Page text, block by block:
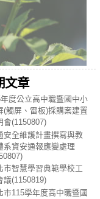
文章
度公立高中職暨國中小
(觸屏、雷板)採購案建置
會(1150807)
安全維護計畫撰寫與教
系資安通報應變處理
市智慧學習典範學校工
議(1150819)
市115學年度高中職暨國